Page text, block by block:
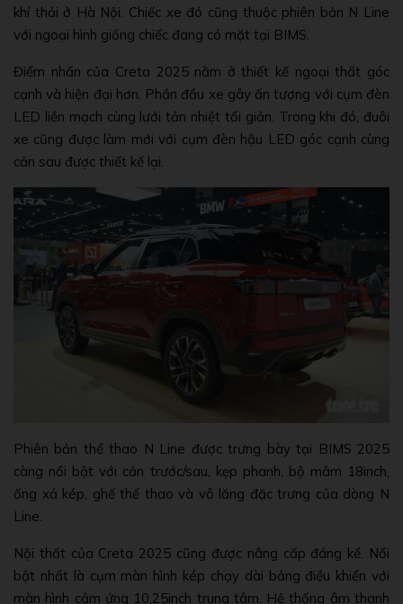
khí thải ở Hà Nội. Chiếc xe đó cũng thuộc phiên bản N Line
với ngoại hình giống chiếc đang có mặt tại BIMS.
Điểm nhấn của Creta 2025 nằm ở thiết kế ngoại thất góc
cạnh và hiện đại hơn. Phần đầu xe gây ấn tượng với cụm đèn
LED liền mạch cùng lưới tản nhiệt tối giản. Trong khi đó, đuôi
xe cũng được làm mới với cụm đèn hậu LED góc cạnh cùng
cản sau được thiết kế lại.
Phiên bản thể thao N Line được trưng bày tại BIMS 2025
càng nổi bật với cản trước/sau, kẹp phanh, bộ mâm 18inch,
ống xả kép, ghế thể thao và vô lăng đặc trưng của dòng N
Line.
Nội thất của Creta 2025 cũng được nâng cấp đáng kể. Nổi
bật nhất là cụm màn hình kép chạy dài bảng điều khiển với
màn hình cảm ứng 10,25inch trung tâm. Hệ thống âm thanh